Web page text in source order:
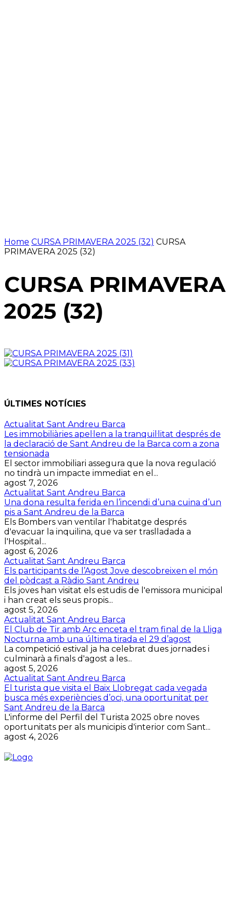
Home CURSA PRIMAVERA 2025 (32) CURSA
PRIMAVERA 2025 (32)
CURSA PRIMAVERA
2025 (32)
ÚLTIMES NOTÍCIES
Actualitat Sant Andreu Barca
Les immobiliàries apel·len a la tranquil·litat després de
la declaració de Sant Andreu de la Barca com a zona
tensionada
El sector immobiliari assegura que la nova regulació
no tindrà un impacte immediat en el...
agost 7, 2026
Actualitat Sant Andreu Barca
Una dona resulta ferida en l’incendi d’una cuina d’un
pis a Sant Andreu de la Barca
Els Bombers van ventilar l'habitatge després
d'evacuar la inquilina, que va ser traslladada a
l'Hospital...
agost 6, 2026
Actualitat Sant Andreu Barca
Els participants de l’Agost Jove descobreixen el món
del pòdcast a Ràdio Sant Andreu
Els joves han visitat els estudis de l'emissora municipal
i han creat els seus propis...
agost 5, 2026
Actualitat Sant Andreu Barca
El Club de Tir amb Arc enceta el tram final de la Lliga
Nocturna amb una última tirada el 29 d’agost
La competició estival ja ha celebrat dues jornades i
culminarà a finals d'agost a les...
agost 5, 2026
Actualitat Sant Andreu Barca
El turista que visita el Baix Llobregat cada vegada
busca més experiències d’oci, una oportunitat per
Sant Andreu de la Barca
L'informe del Perfil del Turista 2025 obre noves
oportunitats per als municipis d'interior com Sant...
agost 4, 2026